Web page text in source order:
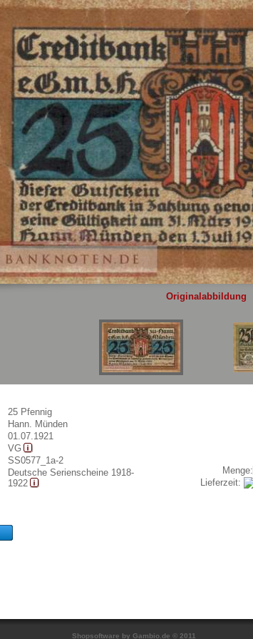
Originalabbildung
25 Pfennig
Hann. Münden
01.07.1921
VG
SS0577_1a-2
Deutsche Serienscheine 1918-
1922
Menge:
Lieferzeit:
Shopsoftware by Gambio.de © 2011